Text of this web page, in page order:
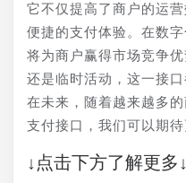
它不仅提高了商户的运
便捷的支付体验。在数
将为商户赢得市场竞争
还是临时活动，这一接
在未来，随着越来越多
支付接口，我们可以期
↓点击下方了解更多↓